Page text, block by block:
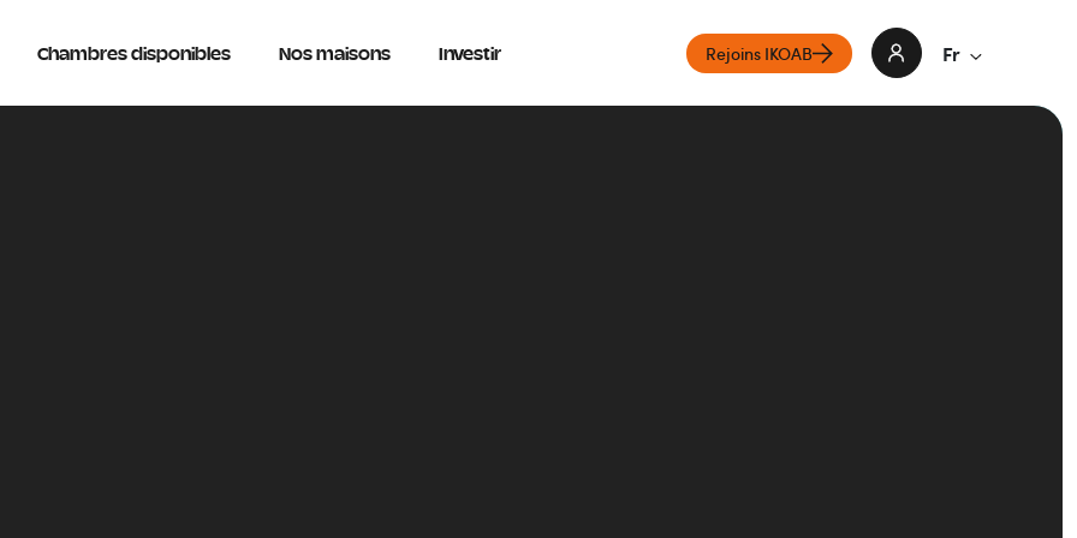
Chambres disponibles Nos maisons Investir Rejoins IKOAB Fr